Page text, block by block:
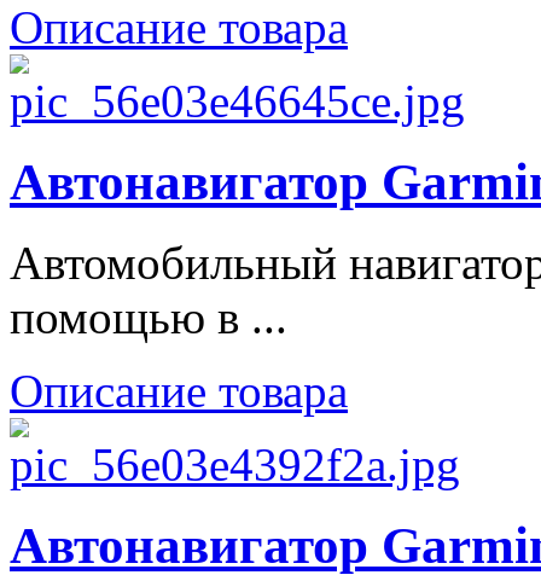
Описание товара
Автонавигатор
Автомобильный
помощью в ...
Описание товара
Автонавигатор